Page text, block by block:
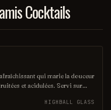
Cocktails
qui marie la douceur
et acidulées. Servi sur
Une touche d'herbes fraîches
HIGHBALL GLASS